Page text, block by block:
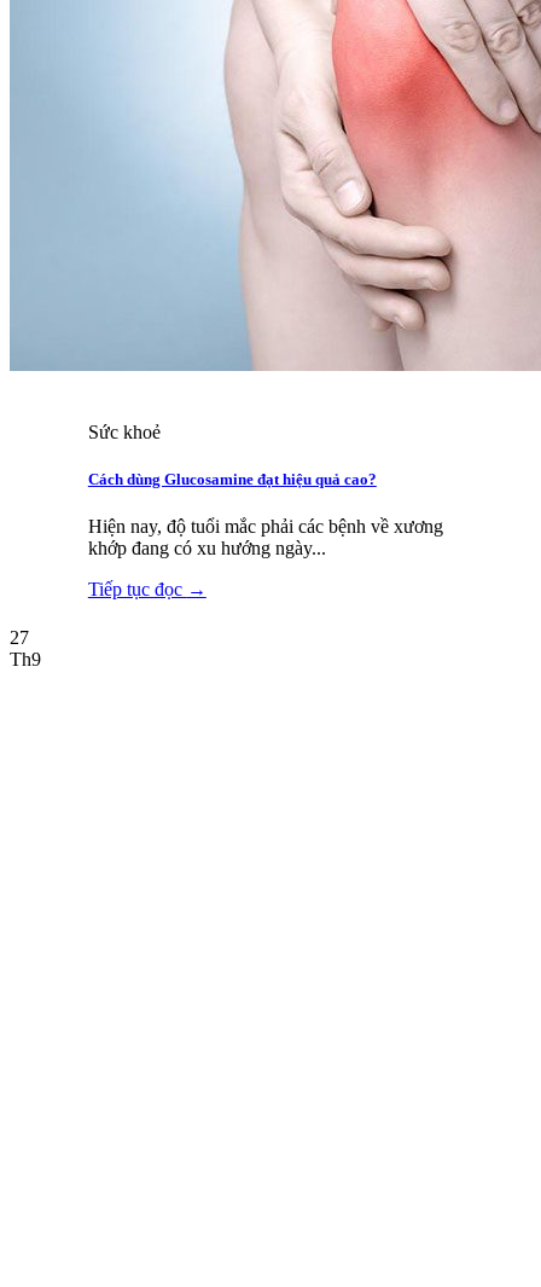
Sức khoẻ
Cách dùng Glucosamine đạt hiệu quả cao?
Hiện nay, độ tuổi mắc phải các bệnh về xương
khớp đang có xu hướng ngày...
Tiếp tục đọc →
27
Th9